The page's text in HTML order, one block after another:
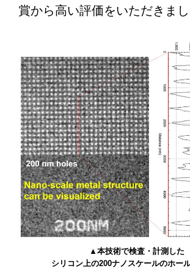
賞から高い評価をいただきまし
▲本技術で検査・計測した
シリコン上の200ナノスケールのホー